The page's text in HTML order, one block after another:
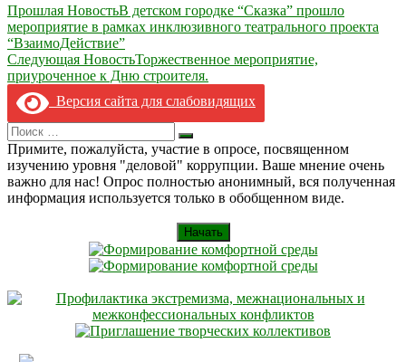
Навигация
по
записям
Прошлая НовостьВ детском городке “Сказка” прошло
мероприятие в рамках инклюзивного театрального проекта
“ВзаимоДействие”
Следующая НовостьТоржественное мероприятие,
приуроченное к Дню строителя.
Версия сайта для слабовидящих
Search
for:
Искать
Примите, пожалуйста, участие в опросе, посвященном
изучению уровня "деловой" коррупции. Ваше мнение очень
важно для нас! Опрос полностью анонимный, вся полученная
информация используется только в обобщенном виде.
Начать